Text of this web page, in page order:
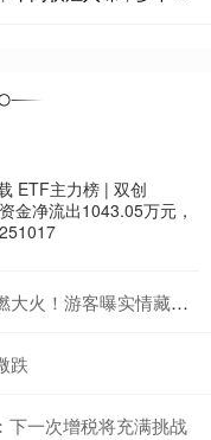
ETF主力榜 | 双创
金净流出1043.05万元，
藏关联，更多内情藏不住了！
跌
下一次增税将充满挑战